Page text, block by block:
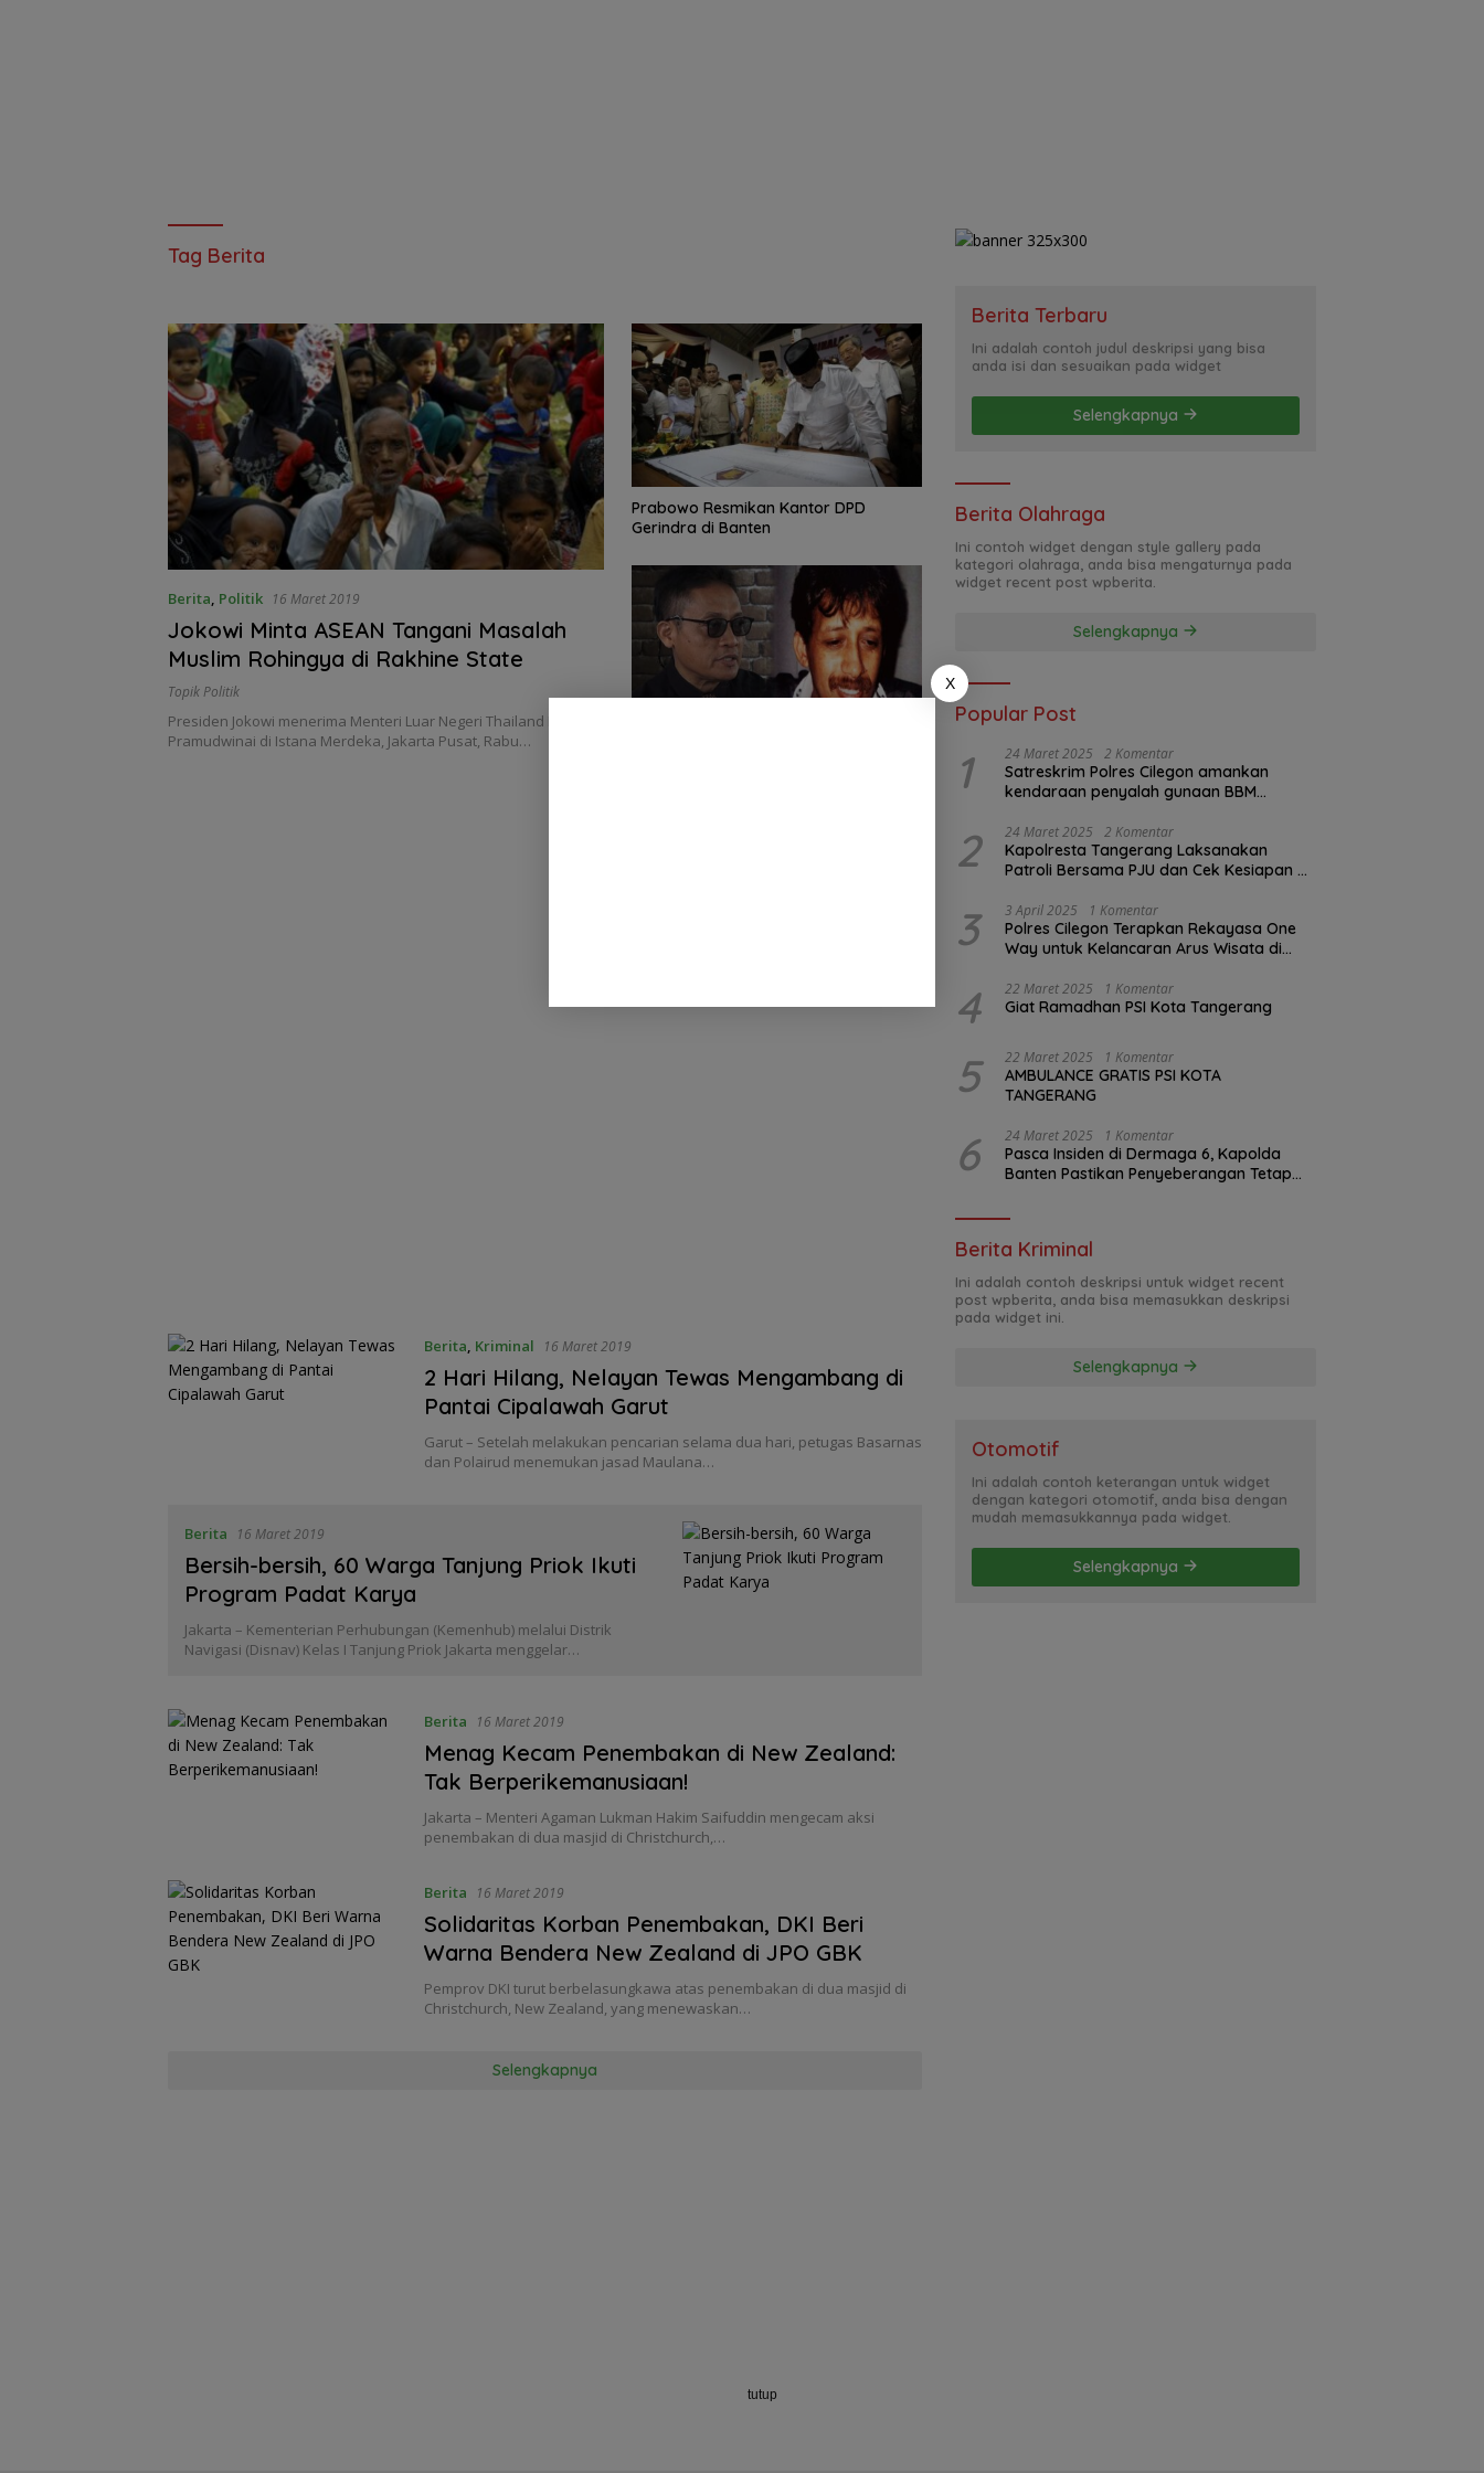
Tag Berita
Berita Politik 16 Maret 2019
Jokowi Minta ASEAN Tangani Masalah
Muslim Rohingya di Rakhine State
Topik Politik
Presiden Jokowi menerima Menteri Luar Negeri Thailand Don
Pramudwinai di Istana Merdeka, Jakarta Pusat, Rabu…
Prabowo Resmikan Kantor DPD
Gerindra di Banten
Berita Kriminal 16 Maret 2019
2 Hari Hilang, Nelayan Tewas Mengambang di
Pantai Cipalawah Garut
Garut – Setelah melakukan pencarian selama dua hari, petugas Basarnas
dan Polairud menemukan jasad Maulana…
Berita 16 Maret 2019
Bersih-bersih, 60 Warga Tanjung Priok Ikuti
Program Padat Karya
Jakarta – Kementerian Perhubungan (Kemenhub) melalui Distrik
Navigasi (Disnav) Kelas I Tanjung Priok Jakarta menggelar…
Berita 16 Maret 2019
Menag Kecam Penembakan di New Zealand:
Tak Berperikemanusiaan!
Jakarta – Menteri Agaman Lukman Hakim Saifuddin mengecam aksi
penembakan di dua masjid di Christchurch,…
Berita 16 Maret 2019
Solidaritas Korban Penembakan, DKI Beri
Warna Bendera New Zealand di JPO GBK
Pemprov DKI turut berbelasungkawa atas penembakan di dua masjid di
Christchurch, New Zealand, yang menewaskan…
Selengkapnya
Berita Terbaru
Ini adalah contoh judul deskripsi yang bisa
anda isi dan sesuaikan pada widget
Selengkapnya
Berita Olahraga
Ini contoh widget dengan style gallery pada
kategori olahraga, anda bisa mengaturnya pada
widget recent post wpberita.
Selengkapnya
Popular Post
1 24 Maret 2025 2 Komentar
Satreskrim Polres Cilegon amankan
kendaraan penyalah gunaan BBM
2 24 Maret 2025 2 Komentar
Kapolresta Tangerang Laksanakan
Patroli Bersama PJU dan Cek Kesiapan di
3 3 April 2025 1 Komentar
Polres Cilegon Terapkan Rekayasa One
Way untuk Kelancaran Arus Wisata di
4 22 Maret 2025 1 Komentar
Giat Ramadhan PSI Kota Tangerang
5 22 Maret 2025 1 Komentar
AMBULANCE GRATIS PSI KOTA
TANGERANG
6 24 Maret 2025 1 Komentar
Pasca Insiden di Dermaga 6, Kapolda
Banten Pastikan Penyeberangan Tetap
Berita Kriminal
Ini adalah contoh deskripsi untuk widget recent
post wpberita, anda bisa memasukkan deskripsi
pada widget ini.
Selengkapnya
Otomotif
Ini adalah contoh keterangan untuk widget
dengan kategori otomotif, anda bisa dengan
mudah memasukkannya pada widget.
Selengkapnya
tutup
X